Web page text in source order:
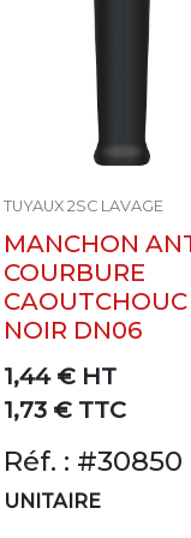
TUYAUX 2SC LAVAGE
MANCHON
COURBURE
CAOUTCHOUC
NOIR DN06
1,44 € HT
1,73 € TTC
Réf. : #30850
UNITAIRE